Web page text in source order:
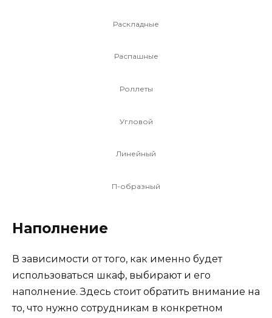
Раскладные
Распашные
Роллеты
Угловой
Линейный
П-образный
Наполнение
В зависимости от того, как именно будет
использоваться шкаф, выбирают и его
наполнение. Здесь стоит обратить внимание на
то, что нужно сотрудникам в конкретном